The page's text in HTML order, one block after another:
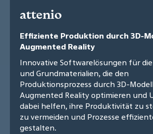
attenio
Effiziente Produktion durch 3D-
Augmented Reality
Innovative Softwarelösungen für
und Grundmaterialien, die den
Produktionsprozess durch 3D-
Augmented Reality optimieren und
dabei helfen, ihre Produktivität zu
zu vermeiden und Prozesse
gestalten.